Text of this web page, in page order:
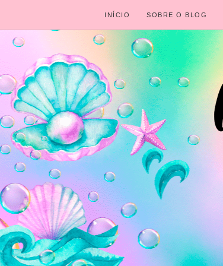
INÍCIO SOBRE O BLOG